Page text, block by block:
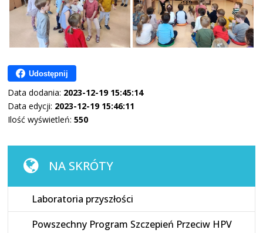
Udostępnij
Data dodania: 2023-12-19 15:45:14
Data edycji: 2023-12-19 15:46:11
Ilość wyświetleń:550
NA SKRÓTY
Laboratoria przyszłości
Powszechny Program Szczepień Przeciw HPV